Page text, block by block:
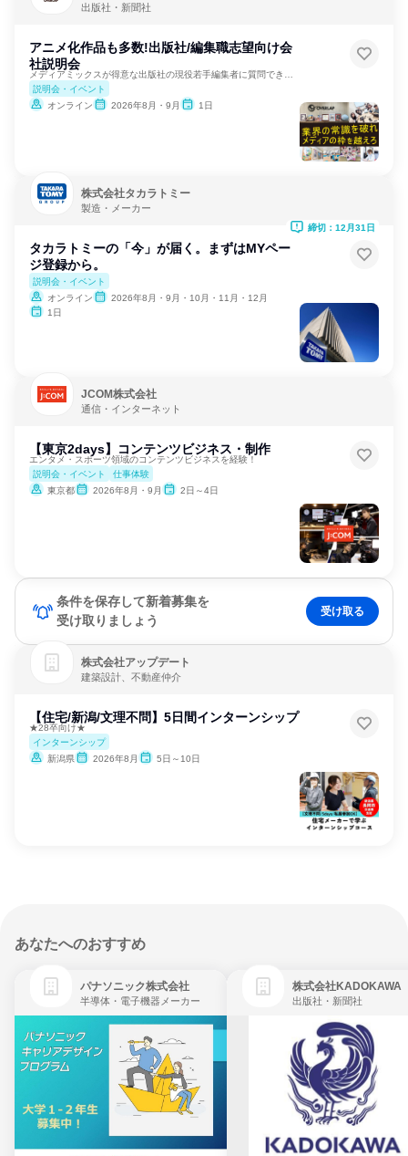
出版社・新聞社
アニメ化作品も多数!出版社/編集職志望向け会
社説明会
説明会・イベント
オンライン
2026年8月・9月 1日
株式会社タカラトミー
製造・メーカー
タカラトミーの「今」が届く。まずはMYペー
ジ登録から。
説明会・イベント
オンライン
2026年8月・9月・10月・11月・12月
1日
締切：12月31日
JCOM株式会社
通信・インターネット
【東京2days】コンテンツビジネス・制作
エンタメ・スポーツ領域のコンテンツビジネスを経験！
説明会・イベント
仕事体験
東京都
2026年8月・9月 2日～4日
条件を保存して新着募集を
受け取りましょう
受け取る
株式会社アップデート
建築設計、不動産仲介
【住宅/新潟/文理不問】5日間インターンシップ
★28卒向け★
インターンシップ
新潟県
2026年8月 5日～10日
あなたへのおすすめ
パナソニック株式会社
半導体・電子機器メーカー
株式会社KADOKAWA
出版社・新聞社